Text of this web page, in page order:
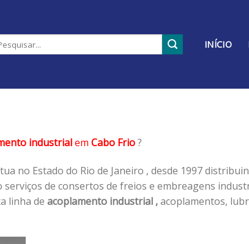
INÍCIO
industrialem Cabo Frio?
no Estado do Rio de Janeiro , desde 1997
de consertos de freios e embreagens
linha de acoplamento industrial ,acoplamentos,